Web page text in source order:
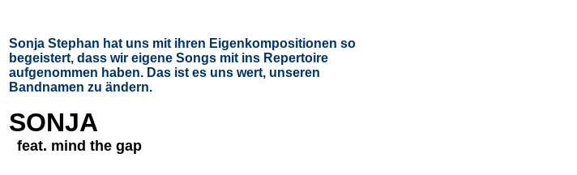
Sonja Stephan hat uns mit ihren Eigenkompositionen so
begeistert, dass wir eigene Songs mit ins Repertoire
aufgenommen haben. Das ist es uns wert, unseren
Bandnamen zu ändern.
SONJA
feat. mind the gap